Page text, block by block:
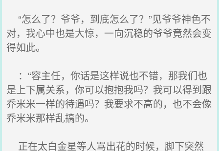
“怎么了？爷爷，到底怎么了？”见爷爷神色不
对，我心中也是大惊，一向沉稳的爷爷竟然会变
得如此。
：“容主任，你话是这样说也不错，那我们也
是上下属关系，你可以抱抱我吗？我可以得到跟
乔米米一样的待遇吗？我要求不高的，也不会像
乔米米那样乱搞的。
正在太白金星等人骂出花的时候，脚下突然